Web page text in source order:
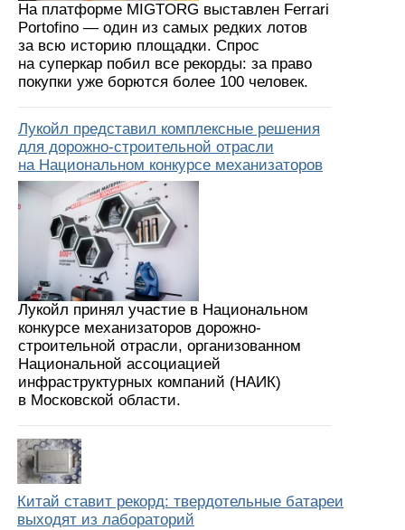
На платформе MIGTORG выставлен Ferrari
Portofino — один из самых редких лотов
за всю историю площадки. Спрос
на суперкар побил все рекорды: за право
покупки уже борются более 100 человек.
Лукойл представил комплексные решения
для дорожно-строительной отрасли
на Национальном конкурсе механизаторов
Лукойл принял участие в Национальном
конкурсе механизаторов дорожно-
строительной отрасли, организованном
Национальной ассоциацией
инфраструктурных компаний (НАИК)
в Московской области.
Китай ставит рекорд: твердотельные батареи
выходят из лабораторий